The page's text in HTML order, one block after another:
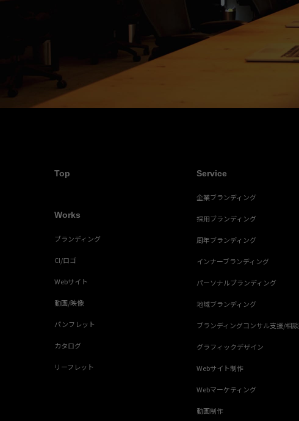
Top
Works
ブランディング
CI/ロゴ
Webサイト
動画/映像
パンフレット
カタログ
リーフレット
Service
企業ブランディング
採用ブランディング
周年ブランディング
インナーブランディング
パーソナルブランディング
地域ブランディング
ブランディングコンサル支援/相談
グラフィックデザイン
Webサイト制作
Webマーケティング
動画制作